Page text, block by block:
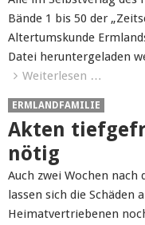
Bände 1 bis 50 der
Altertumskunde
Datei heruntergeladen
Weiterlesen …
ERMLANDFAMILIE
Akten
nötig
Auch zwei Wochen
lassen sich die Schäden
Heimatvertriebenen